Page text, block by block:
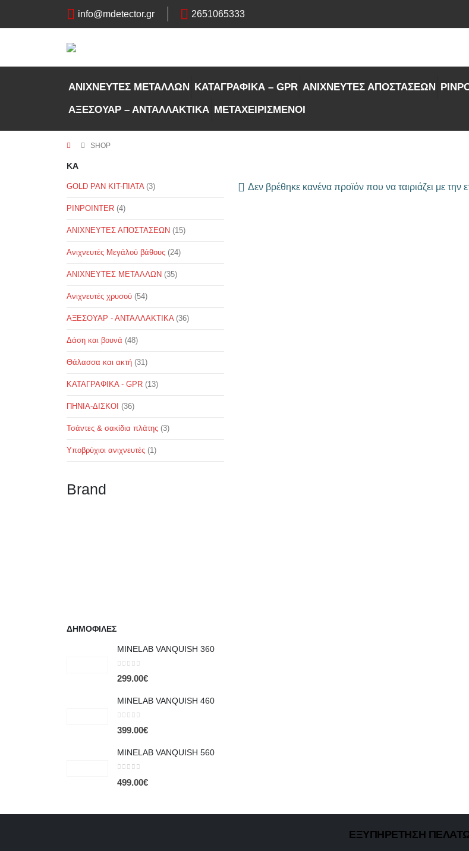
info@mdetector.gr 2651065333
ΑΝΙΧΝΕΥΤΕΣ ΜΕΤΑΛΛΩΝ ΚΑΤΑΓΡΑΦΙΚΑ – GPR ΑΝΙΧΝΕΥΤΕΣ ΑΠΟΣΤΑΣΕΩΝ
ΑΞΕΣΟΥΑΡ – ΑΝΤΑΛΛΑΚΤΙΚΑ ΜΕΤΑΧΕΙΡΙΣΜΕΝΟΙ
SHOP
Δεν βρέθηκε κανένα προϊόν που να ταιριάζει με την
KA
GOLD PAN KIT-ΠΙΑΤΑ (3)
PINPOINTER (4)
ΑΝΙΧΝΕΥΤΕΣ ΑΠΟΣΤΑΣΕΩΝ (15)
Ανιχνευτές Μεγάλού βάθους (24)
ΑΝΙΧΝΕΥΤΕΣ ΜΕΤΑΛΛΩΝ (35)
Ανιχνευτές χρυσού (54)
ΑΞΕΣΟΥΑΡ - ΑΝΤΑΛΛΑΚΤΙΚΑ (36)
Δάση και βουνά (48)
Θάλασσα και ακτή (31)
ΚΑΤΑΓΡΑΦΙΚΑ - GPR (13)
ΠΗΝΙΑ-ΔΙΣΚΟΙ (36)
Τσάντες & σακίδια πλάτης (3)
Υποβρύχιοι ανιχνευτές (1)
Brand
ΔΗΜΟΦΙΛΕΣ
MINELAB VANQUISH 360
299.00€
MINELAB VANQUISH 460
399.00€
MINELAB VANQUISH 560
499.00€
ΕΞΥΠΗΡΕΤΗΣΗ